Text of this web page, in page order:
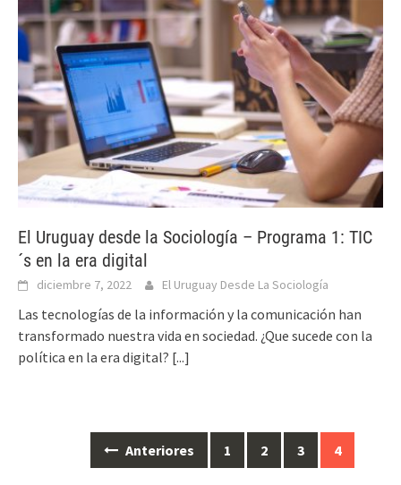
El Uruguay desde la Sociología – Programa 1: TIC
´s en la era digital
diciembre 7, 2022 El Uruguay Desde La Sociología
Las tecnologías de la información y la comunicación han
transformado nuestra vida en sociedad. ¿Que sucede con la
política en la era digital? [...]
Anteriores 1 2 3 4